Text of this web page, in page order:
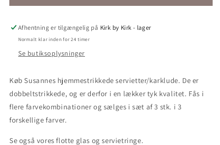
bomuld
stk.
bomuld
stk.
Afhentning er tilgængelig på Kirk by Kirk - lager
Normalt klar inden for 24 timer
Se butiksoplysninger
Køb Susannes hjemmestrikkede servietter/karklude. De er
dobbeltstrikkede, og er derfor i en lækker tyk kvalitet. Fås i
flere farvekombinationer og sælges i sæt af 3 stk. i 3
forskellige farver.
Se også vores flotte glas og servietringe.